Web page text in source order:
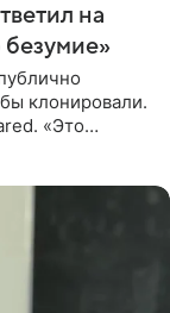
на
безумие»
клонировали.
«Это